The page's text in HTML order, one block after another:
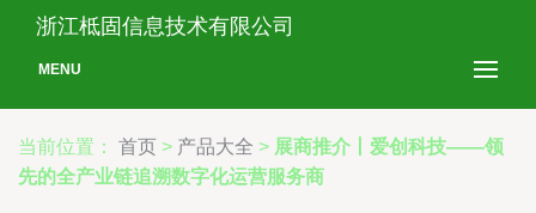
浙江柢固信息技术有限公司
MENU
当前位置： 首页 > 产品大全 > 展商推介丨爱创科技——领
先的全产业链追溯数字化运营服务商